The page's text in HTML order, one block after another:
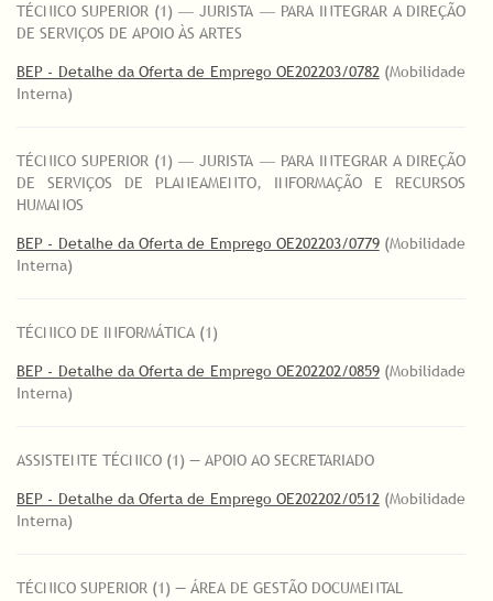
TÉCNICO SUPERIOR (1) ― JURISTA ― PARA INTEGRAR A DIREÇÃO
DE SERVIÇOS DE APOIO ÀS ARTES
BEP - Detalhe da Oferta de Emprego OE202203/0782(Mobilidade
Interna)
TÉCNICO SUPERIOR (1) ― JURISTA ― PARA INTEGRAR A DIREÇÃO
DE SERVIÇOS DE PLANEAMENTO, INFORMAÇÃO E RECURSOS
HUMANOS
BEP - Detalhe da Oferta de Emprego OE202203/0779(Mobilidade
Interna)
TÉCNICO DE INFORMÁTICA (1)
BEP - Detalhe da Oferta de Emprego OE202202/0859(Mobilidade
Interna)
ASSISTENTE TÉCNICO (1) — APOIO AO SECRETARIADO
BEP - Detalhe da Oferta de Emprego OE202202/0512(Mobilidade
Interna)
TÉCNICO SUPERIOR (1) — ÁREA DE GESTÃO DOCUMENTAL